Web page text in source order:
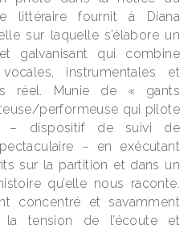
littéraire fournit à Diana
sur laquelle s’élabore un
galvanisant qui combine
instrumentales et
réel. Munie de « gants
performeuse qui pilote
– dispositif de suivi de
– en exécutant
sur la partition et dans un
qu’elle nous raconte.
concentré et savamment
la tension de l’écoute et